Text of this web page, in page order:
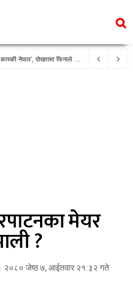
निलक्सणा श्रेष्ठ बनिन् ‘मिस कास्की नेपाल’, पोखरामा फिनाले भव्य रूपमा सम्पन्न
मेयर
?
२०८० जेष्ठ ७, आईतवार २१:३२ गते